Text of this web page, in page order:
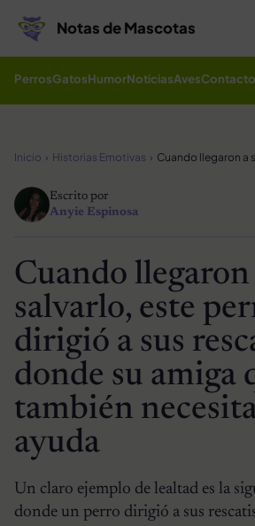
Notas de Mascotas
PerrosGatosHumorNoticiasAvesContacto
Inicio Historias Emotivas
Escrito por
Anyie Espinosa
Cuando llegaron
salvarlo, este
dirigió a sus
donde su amiga
también
ayuda
Un claro ejemplo de lealtad es la
donde un perro dirigió a sus